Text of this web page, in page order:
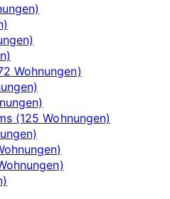
Wohnungen)
(125 Wohnungen)